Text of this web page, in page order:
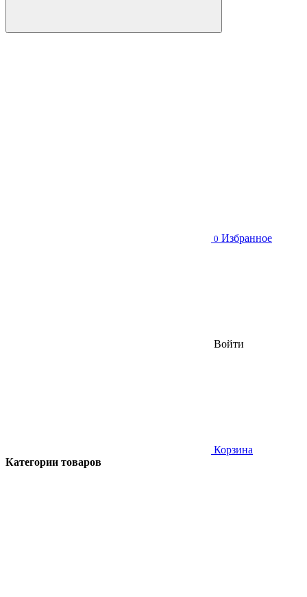
0 Избранное
Войти
Корзина
Категории товаров